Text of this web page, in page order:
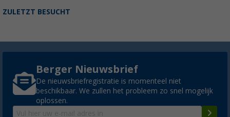
ZULETZT BESUCHT
Berger Nieuwsbrief
De nieuwsbriefregistratie is momenteel niet
beschikbaar. We zullen het probleem zo snel mogelijk
oplossen.